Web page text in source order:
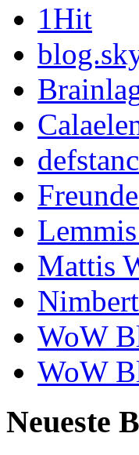
1Hit
Mattis
WoW
WoW
Neueste